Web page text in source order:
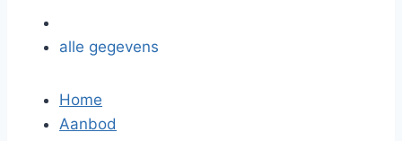
alle gegevens
Home
Aanbod